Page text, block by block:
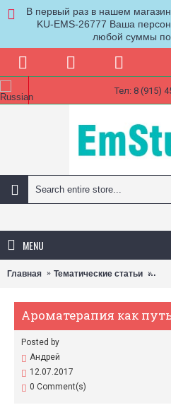
В первый раз в нашем
KU-EMS-26777 Ваша
любой суммы
Тел: 8 (915)
MENU
Главная Тематические статьи
Posted by
Андрей
12.07.2017
0 Comment(s)